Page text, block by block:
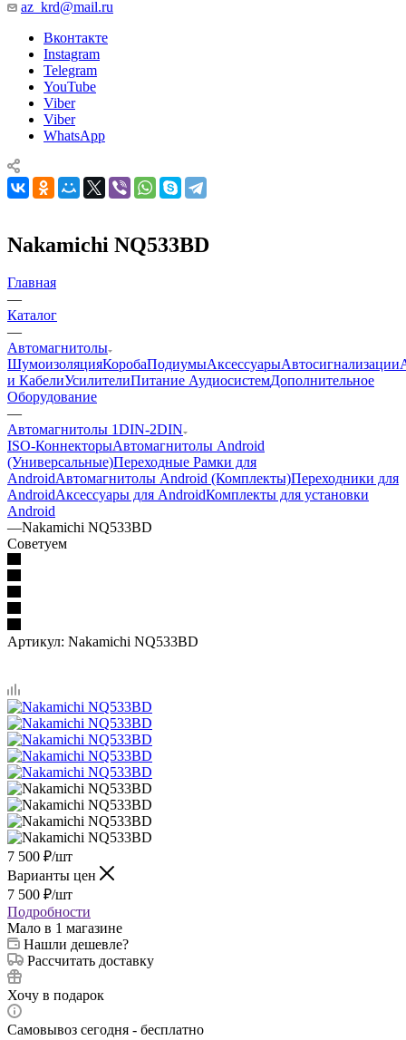
az_krd@mail.ru
Вконтакте
Instagram
Telegram
YouTube
Viber
Viber
WhatsApp
Nakamichi NQ533BD
Главная
—
Каталог
—
Автомагнитолы
ШумоизоляцияКоробаПодиумыАксессуарыАвтосигнализации
и КабелиУсилителиПитание АудиосистемДополнительное
Оборудование
—
Автомагнитолы 1DIN-2DIN
ISO-КоннекторыАвтомагнитолы Android
(Универсальные)Переходные Рамки для
AndroidАвтомагнитолы Android (Комплекты)Переходники для
AndroidАксессуары для AndroidКомплекты для установки
Android
—Nakamichi NQ533BD
Советуем
Артикул: Nakamichi NQ533BD
7 500 ₽/шт
Варианты цен
7 500 ₽/шт
Подробности
Мало в 1 магазине
Нашли дешевле?
Рассчитать доставку
Хочу в подарок
Самовывоз сегодня - бесплатно